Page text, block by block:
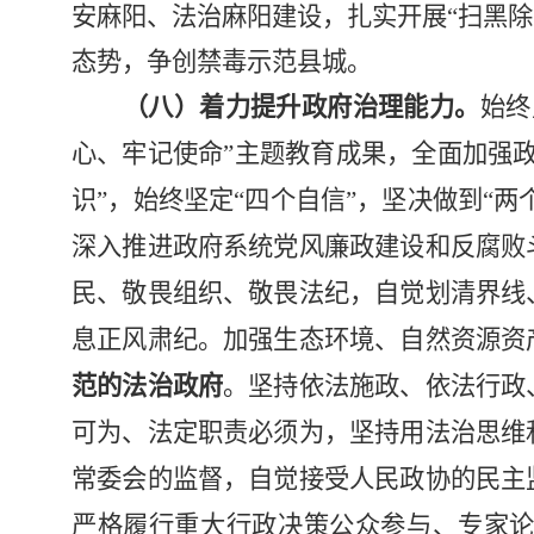
安麻阳、法治麻阳建设，扎实开展“扫黑
态势，争创禁毒示范县城。
（八）着力提升政府治理能力。 始
心、牢记使命”主题教育成果，全面加强
识”，始终坚定“四个自信”，坚决做到 “两
深入推进政府系统党风廉政建设和反腐
民、敬畏组织、敬畏法纪，自觉划清界
息正风肃纪。加强生态环境、自然资源
范的法治政府。 坚持依法施政、依法行
可为、法定职责必须为，坚持用法治思
常委会的监督，自觉接受人民政协的民
严格履行重大行政决策公众参与、专家